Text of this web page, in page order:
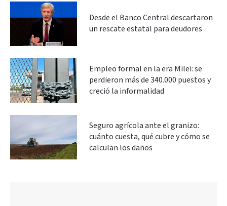
Desde el Banco Central descartaron
un rescate estatal para deudores
Empleo formal en la era Milei: se
perdieron más de 340.000 puestos y
creció la informalidad
Seguro agrícola ante el granizo:
cuánto cuesta, qué cubre y cómo se
calculan los daños